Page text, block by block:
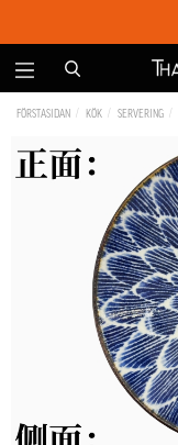
FÖRSTASIDAN KÖK SERVERING